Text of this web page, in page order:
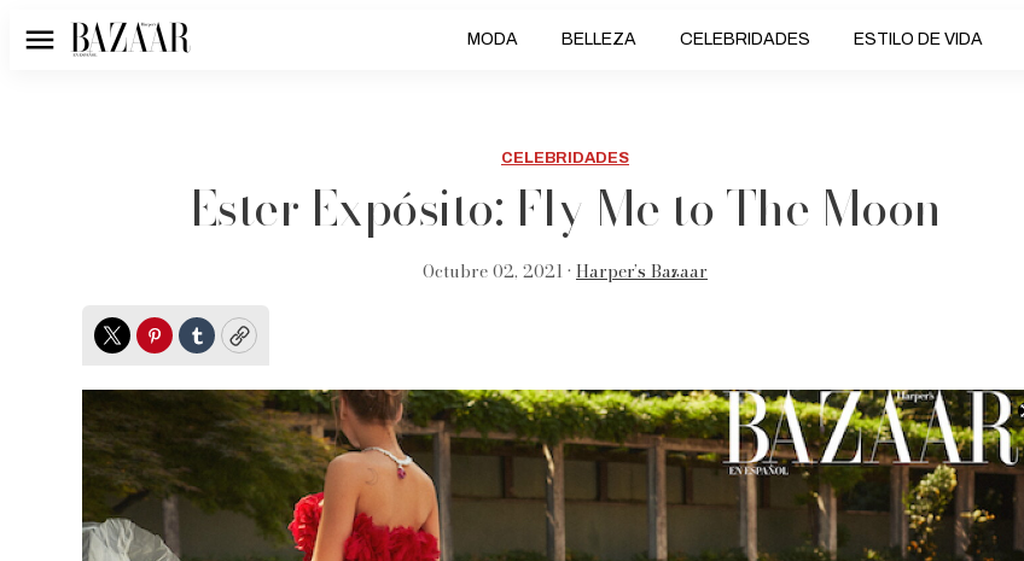
Menú MODA BELLEZA CELEBRIDADES ESTILO DE VIDA
CELEBRIDADES
Ester Expósito: Fly Me to The Moon
Octubre 02, 2021 • Harper’s Bazaar
TwitterPinterest
TumblrCopy